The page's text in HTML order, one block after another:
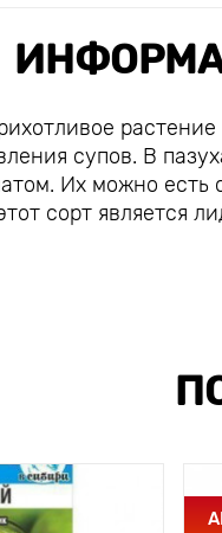
супов. В
Их можно
сорт является